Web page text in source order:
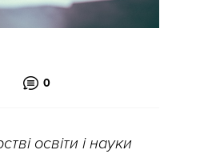
0
освіти і науки